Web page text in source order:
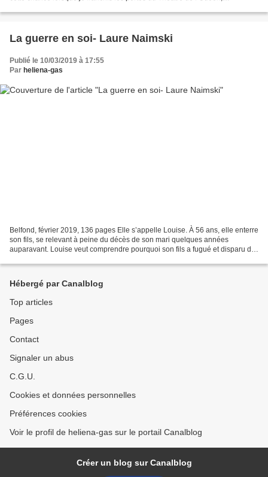
La guerre en soi- Laure Naimski
Publié le 10/03/2019 à 17:55
Par heliena-gas
Belfond, février 2019, 136 pages Elle s’appelle Louise. À 56 ans, elle enterre
son fils, se relevant à peine du décès de son mari quelques années
auparavant. Louise veut comprendre pourquoi son fils a fugué et disparu de
Hébergé par Canalblog
Top articles
Pages
Contact
Signaler un abus
C.G.U.
Cookies et données personnelles
Préférences cookies
Voir le profil de heliena-gas sur le portail Canalblog
Créer un blog sur Canalblog